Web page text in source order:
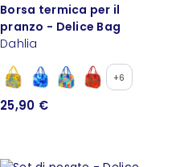
Borsa termica per il
pranzo - Delice Bag
Dahlia
+6
25,90 €